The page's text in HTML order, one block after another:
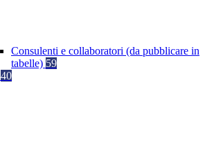
Consulenti e collaboratori (da pubblicare in
tabelle) 59
40